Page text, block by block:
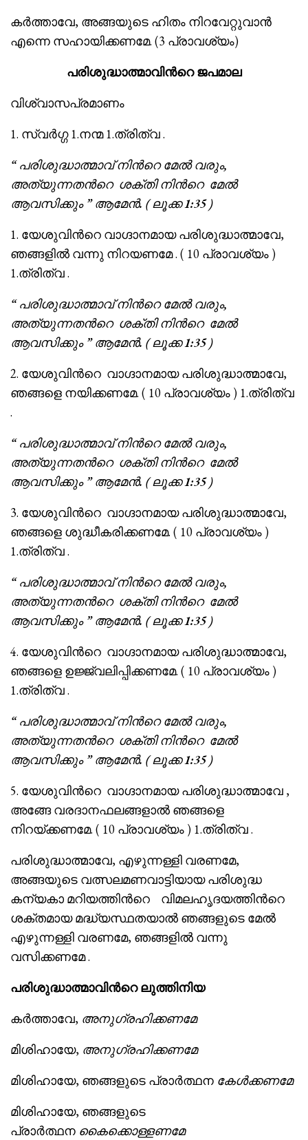
കര്‍ത്താവേ, അങ്ങയുടെ ഹിതം നിറവേറ്റുവാന്‍
എന്നെ സഹായിക്കണമേ. (3 പ്രാവശ്യം)
പരിശുദ്ധാത്മാവിന്‍റെ ജപമാല
വിശ്വാസപ്രമാണം
1. സ്വർഗ്ഗ 1.നന്മ 1.ത്രിത്വ .
“പരിശുദ്ധാത്മാവ് നിന്‍റെ മേൽ വരും,
അത്യുന്നതന്‍റെശക്തി നിന്‍റെമേൽ
ആവസിക്കും ” ആമേൻ. ( ലൂക്ക 1:35 )
1. യേശുവിൻറെ വാഗ്ദാനമായ പരിശുദ്ധാത്മാവേ,
ഞങ്ങളിൽ വന്നു നിറയണമേ . ( 10 പ്രാവശ്യം )
1.ത്രിത്വ .
“പരിശുദ്ധാത്മാവ് നിന്‍റെ മേൽ വരും,
അത്യുന്നതന്‍റെശക്തി നിന്‍റെമേൽ
ആവസിക്കും ” ആമേൻ. ( ലൂക്ക 1:35 )
2. യേശുവിൻറെ വാഗ്ദാനമായ പരിശുദ്ധാത്മാവേ,
ഞങ്ങളെ നയിക്കണമേ. ( 10 പ്രാവശ്യം ) 1.ത്രിത്വ
.
“പരിശുദ്ധാത്മാവ് നിന്‍റെ മേൽ വരും,
അത്യുന്നതന്‍റെശക്തി നിന്‍റെമേൽ
ആവസിക്കും ” ആമേൻ. ( ലൂക്ക 1:35 )
3. യേശുവിൻറെ വാഗ്ദാനമായ പരിശുദ്ധാത്മാവേ,
ഞങ്ങളെ ശുദ്ധീകരിക്കണമേ. ( 10 പ്രാവശ്യം )
1.ത്രിത്വ .
“പരിശുദ്ധാത്മാവ് നിന്‍റെ മേൽ വരും,
അത്യുന്നതന്‍റെശക്തി നിന്‍റെമേൽ
ആവസിക്കും ” ആമേൻ. ( ലൂക്ക 1:35 )
4. യേശുവിൻറെ വാഗ്ദാനമായ പരിശുദ്ധാത്മാവേ,
ഞങ്ങളെ ഉജ്ജ്വലിപ്പിക്കണമേ. ( 10 പ്രാവശ്യം )
1.ത്രിത്വ .
“പരിശുദ്ധാത്മാവ് നിന്‍റെ മേൽ വരും,
അത്യുന്നതന്‍റെശക്തി നിന്‍റെമേൽ
ആവസിക്കും ” ആമേൻ. ( ലൂക്ക 1:35 )
5. യേശുവിൻറെ വാഗ്ദാനമായ പരിശുദ്ധാത്മാവേ ,
അങ്ങേ വരദാനഫലങ്ങളാൽ ഞങ്ങളെ
നിറയ്ക്കണമേ. ( 10 പ്രാവശ്യം ) 1.ത്രിത്വ .
പരിശുദ്ധാത്മാവേ, എഴുന്നള്ളി വരണമേ,
അങ്ങയുടെ വത്സലമണവാട്ടിയായ പരിശുദ്ധ
കന്യകാ മറിയത്തിൻറെ വിമലഹൃദയത്തിൻറെ
ശക്തമായ മദ്ധ്യസ്ഥതയാൽ ഞങ്ങളുടെ മേൽ
എഴുന്നള്ളി വരണമേ, ഞങ്ങളിൽ വന്നു
വസിക്കണമേ .
പരിശുദ്ധാത്മാവിന്‍റെ ലുത്തിനിയ
കർ‍ത്താവേ, അനുഗ്രഹിക്കണമേ
മിശിഹായേ, അനുഗ്രഹിക്കണമേ
മിശിഹായേ, ഞങ്ങളുടെ പ്രാര്‍ത്ഥന കേൾക്കണമേ
മിശിഹായേ, ഞങ്ങളുടെ
പ്രാര്‍ത്ഥന കൈക്കൊള്ളണമേ